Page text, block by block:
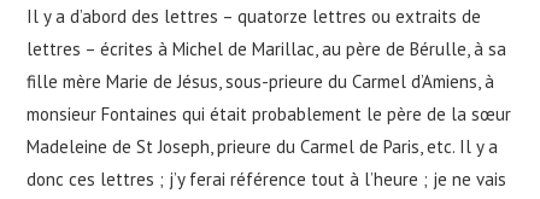
Il y a d’abord des lettres – quatorze lettres ou extraits de
lettres – écrites à Michel de Marillac, au père de Bérulle, à sa
fille mère Marie de Jésus, sous-prieure du Carmel d’Amiens, à
monsieur Fontaines qui était probablement le père de la sœur
Madeleine de St Joseph, prieure du Carmel de Paris, etc. Il y a
donc ces lettres ; j’y ferai référence tout à l’heure ; je ne vais